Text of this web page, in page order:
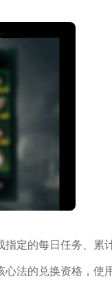
定的每日任务、累计
法的兑换资格，使